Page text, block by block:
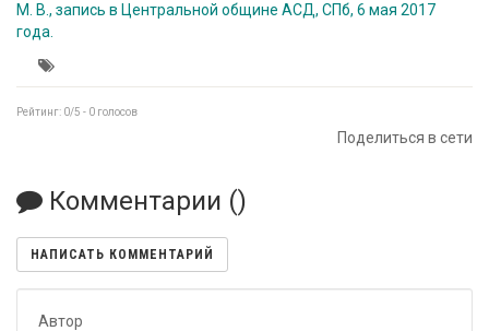
М. В., запись в Центральной общине АСД, СПб, 6 мая 2017
года.
Рейтинг: 0/5 - 0 голосов
Поделиться в сети
Комментарии ()
НАПИСАТЬ КОММЕНТАРИЙ
Автор